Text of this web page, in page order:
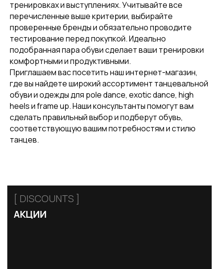
тренировках и выступлениях. Учитывайте все
перечисленные выше критерии, выбирайте
проверенные бренды и обязательно проводите
тестирование перед покупкой. Идеально
подобранная пара обуви сделает ваши тренировки
комфортными и продуктивными.
Приглашаем вас посетить наш интернет-магазин,
где вы найдете широкий ассортимент танцевальной
обуви и одежды для pole dance, exotic dance, high
heels и frame up. Наши консультанты помогут вам
сделать правильный выбор и подберут обувь,
соответствующую вашим потребностям и стилю
танцев.
ПОДАРОЧНЫЙ
СЕРТИФИКАТ
[ CUSTOM FOOTWEAR ]
[ CUSTOM FOOTWEAR ]